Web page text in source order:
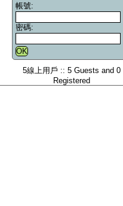
帳號:
密碼:
5線上用戶 :: 5 Guests and 0
Registered